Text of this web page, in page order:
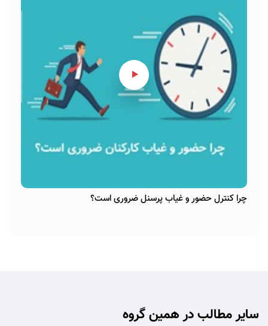
چرا کنترل حضور و غیاب پرسنل ضروری است؟
سایر مطالب در همین گروه